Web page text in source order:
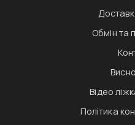
Обмін та
Відео
Політика